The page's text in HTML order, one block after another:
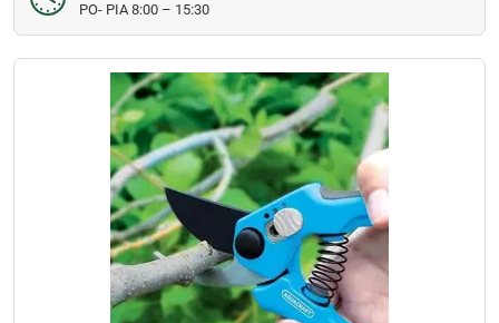
PO- PIA 8:00 – 15:30